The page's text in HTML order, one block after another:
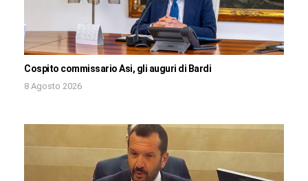
Cospito commissario Asi, gli auguri di Bardi
8 Agosto 2026